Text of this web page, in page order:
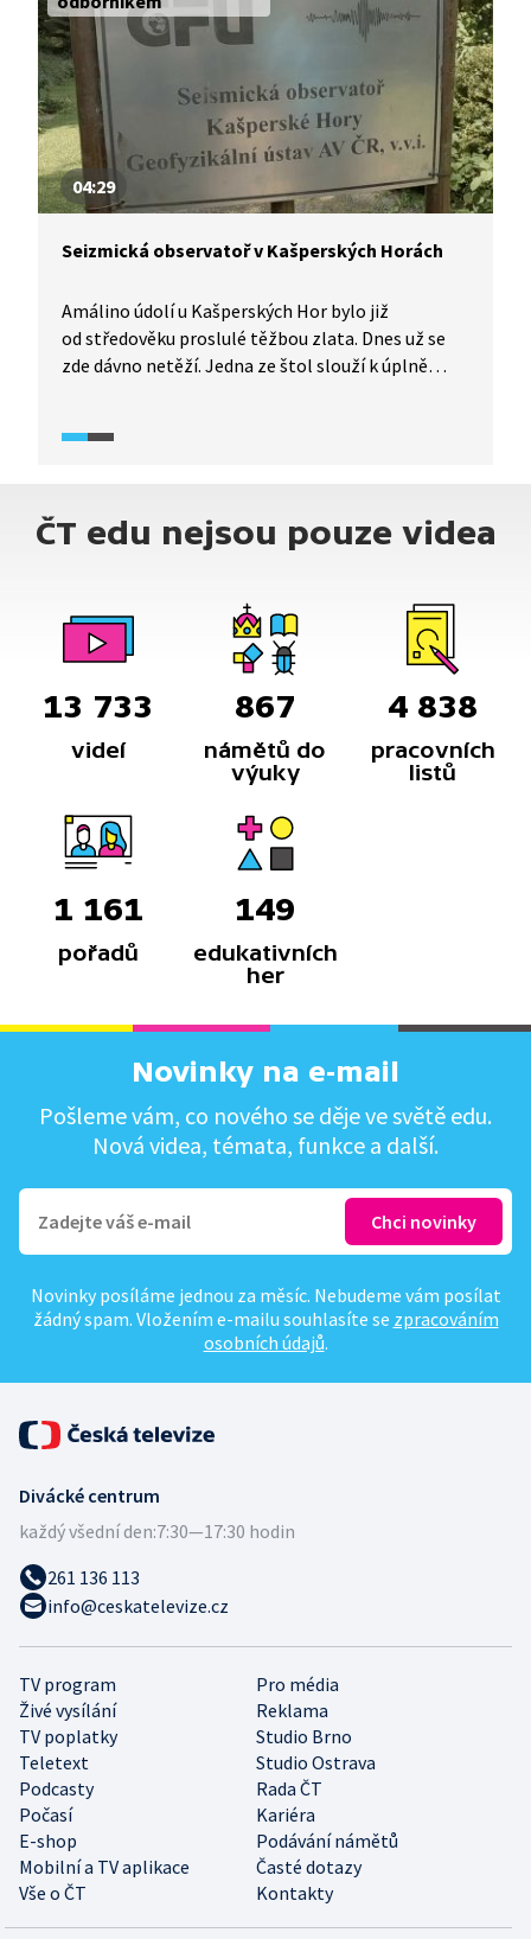
04:29
Seizmická observatoř v Kašperských Horách
Amálino údolí u Kašperských Hor bylo již
od středověku proslulé těžbou zlata. Dnes už se
zde dávno netěží. Jedna ze štol slouží k úplně
na světě. Proč je právě toto místo ideální
ČT edu nejsou pouze videa
13 733
videí
867
námětů do
výuky
4 838
pracovních
listů
1 161
pořadů
149
edukativních
her
Novinky na e-mail
Pošleme vám, co nového se děje ve světě edu.
Nová videa, témata, funkce a další.
Novinky posíláme jednou za měsíc. Nebudeme vám posílat
žádný spam. Vložením e-mailu souhlasíte se zpracováním
osobních údajů.